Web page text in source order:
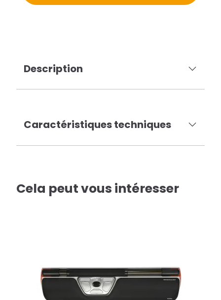
Description
Caractéristiques techniques
Cela peut vous intéresser